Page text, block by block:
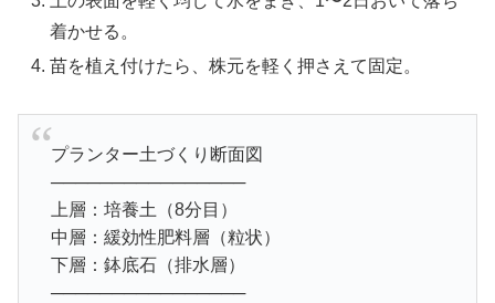
着かせる。
苗を植え付けたら、株元を軽く押さえて固定。
プランター土づくり断面図
────────────────
上層：培養土（8分目）
中層：緩効性肥料層（粒状）
下層：鉢底石（排水層）
────────────────